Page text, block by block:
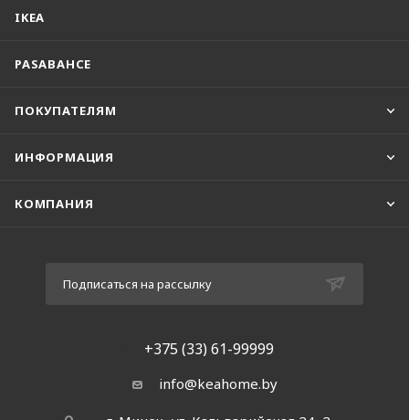
IKEA
PASABAHCE
ПОКУПАТЕЛЯМ
ИНФОРМАЦИЯ
КОМПАНИЯ
Подписаться на рассылку
+375 (33) 61-99999
info@keahome.by